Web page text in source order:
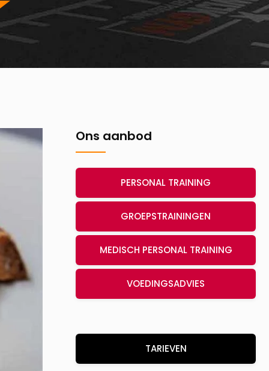
Ons aanbod
PERSONAL TRAINING
GROEPSTRAININGEN
MEDISCH PERSONAL TRAINING
VOEDINGSADVIES
TARIEVEN